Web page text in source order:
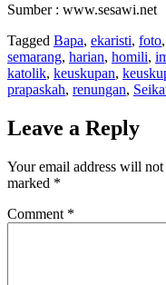
Sumber : www.sesawi.net
Tagged Bapa, ekaristi, foto,
semarang, harian, homili,
katolik, keuskupan,
prapaskah, renungan,
Leave a Reply
Your email address will not
marked *
Comment *